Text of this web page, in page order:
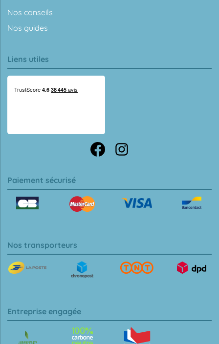
Nos conseils
Nos guides
Liens utiles
Paiement sécurisé
Nos transporteurs
Entreprise engagée